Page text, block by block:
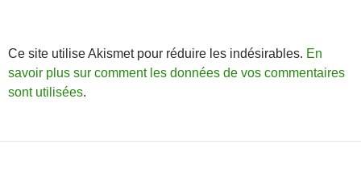
Ce site utilise Akismet pour réduire les indésirables. En
savoir plus sur comment les données de vos commentaires
sont utilisées.